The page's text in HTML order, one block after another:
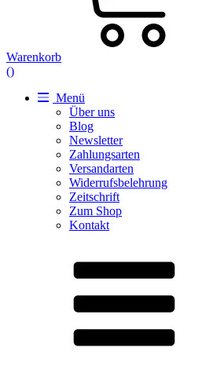
Warenkorb
()
Menü
Über uns
Blog
Newsletter
Zahlungsarten
Versandarten
Widerrufsbelehrung
Zeitschrift
Zum Shop
Kontakt